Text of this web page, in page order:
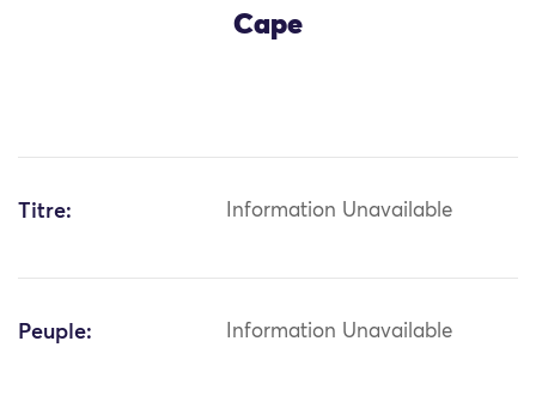
Cape
Titre: Information Unavailable
Peuple: Information Unavailable